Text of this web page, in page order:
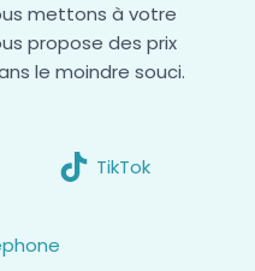
mettons à votre
propose des prix
le moindre souci.
TikTok